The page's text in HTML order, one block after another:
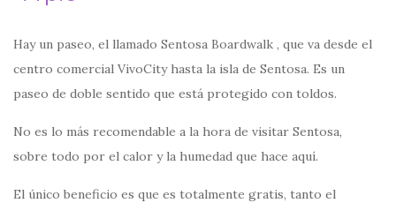
Hay un paseo, el llamado Sentosa Boardwalk , que va desde el
centro comercial VivoCity hasta la isla de Sentosa. Es un
paseo de doble sentido que está protegido con toldos.
No es lo más recomendable a la hora de visitar Sentosa,
sobre todo por el calor y la humedad que hace aquí.
El único beneficio es que es totalmente gratis, tanto el